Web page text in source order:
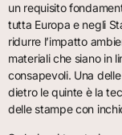
un requisito
tutta Europa e negli
ridurre l’impatto
materiali che siano in
consapevoli. Una
dietro le quinte è la
delle stampe con